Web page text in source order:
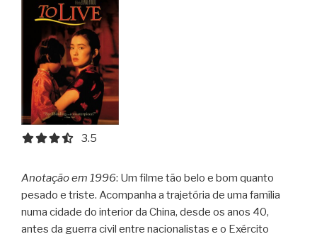
3.5 out of 5.0 stars
3.5
Anotação em 1996: Um filme tão belo e bom quanto
pesado e triste. Acompanha a trajetória de uma família
numa cidade do interior da China, desde os anos 40,
antes da guerra civil entre nacionalistas e o Exército